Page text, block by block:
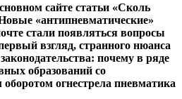
сайте статьи «Сколь
«антипневматические»
стали появляться вопросы
взгляд, странного нюанса
почему в ряде
образований со
огнестрела пневматика